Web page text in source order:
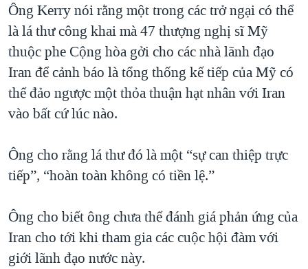
Ông Kerry nói rằng một trong các trở ngại có thể
là lá thư công khai mà 47 thượng nghị sĩ Mỹ
thuộc phe Cộng hòa gởi cho các nhà lãnh đạo
Iran để cảnh báo là tổng thống kế tiếp của Mỹ có
thể đảo ngược một thỏa thuận hạt nhân với Iran
vào bất cứ lúc nào.
Ông cho rằng lá thư đó là một “sự can thiệp trực
tiếp”, “hoàn toàn không có tiền lệ.”
Ông cho biết ông chưa thể đánh giá phản ứng của
Iran cho tới khi tham gia các cuộc hội đàm với
giới lãnh đạo nước này.